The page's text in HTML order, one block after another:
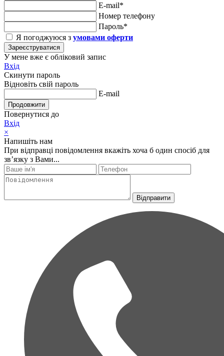
E-mail*
Номер телефону
Пароль*
Я погоджуюся з умовами оферти
Зареєструватися
У мене вже є обліковий запис
Вхід
Скинути пароль
Відновіть свій пароль
E-mail
Продовжити
Повернутися до
Вхід
×
Напишіть нам
При відправці повідомлення вкажіть хоча б один спосіб для
зв’язку з Вами...
Відправити